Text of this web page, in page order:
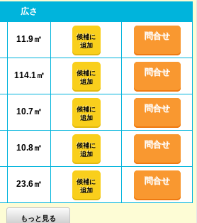
広さ
11.9㎡
候補に
追加
問合せ
114.1㎡
候補に
追加
問合せ
10.7㎡
候補に
追加
問合せ
10.8㎡
候補に
追加
問合せ
23.6㎡
候補に
追加
問合せ